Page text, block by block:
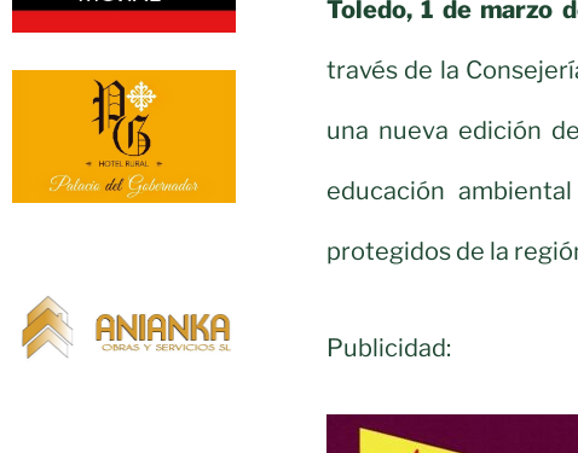
Toledo, 1 de marzo
través de la
una nueva edición
educación
protegidos de la
Publicidad: